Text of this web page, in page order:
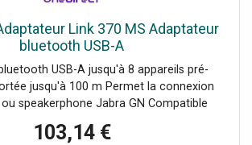
Link 370 MS Adaptateur
bluetooth USB-A
USB-A jusqu'à 8 appareils pré-
jusqu'à 100 m Permet la connexion
speakerphone Jabra GN Compatible
Accessoire d'origine Jabra GN
103,14 €